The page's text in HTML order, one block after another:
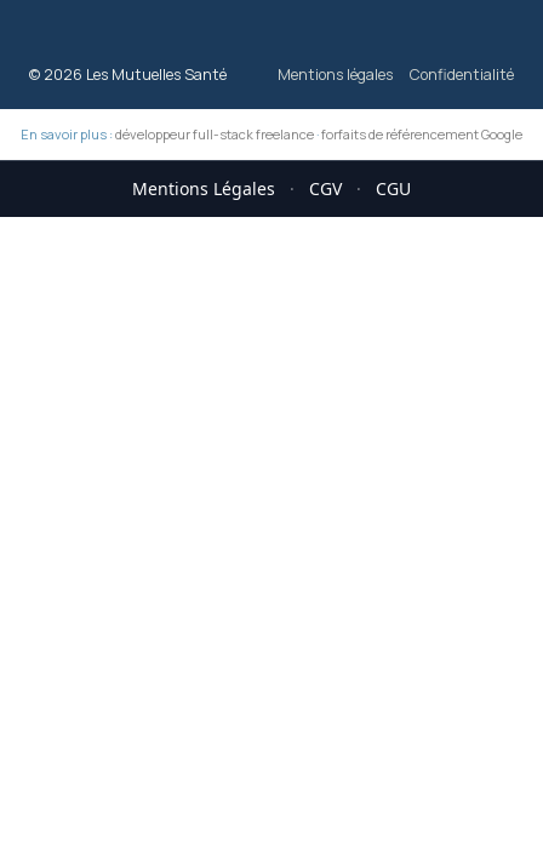
© 2026 Les Mutuelles Santé Mentions légales Confidentialité
En savoir plus : développeur full-stack freelance·forfaits de référencement Google
Mentions Légales · CGV · CGU